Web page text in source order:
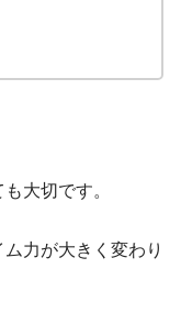
大切です。
力が大きく変わり